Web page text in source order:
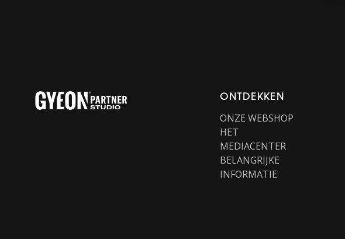
ONTDEKKEN
ONZE WEBSHOP
HET
MEDIACENTER
BELANGRIJKE
INFORMATIE